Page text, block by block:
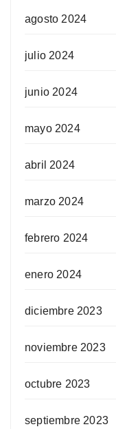
agosto 2024
julio 2024
junio 2024
mayo 2024
abril 2024
marzo 2024
febrero 2024
enero 2024
diciembre 2023
noviembre 2023
octubre 2023
septiembre 2023